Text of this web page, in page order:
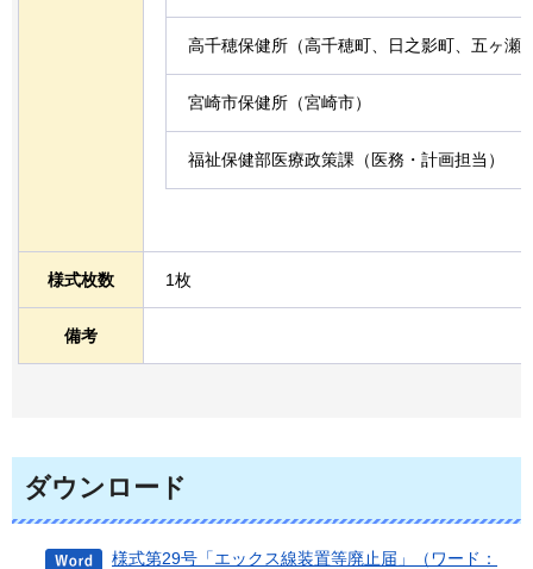
高千穂保健所（高千穂町、日之影町、五ヶ瀬
宮崎市保健所（宮崎市）
福祉保健部医療政策課（医務・計画担当）
様式枚数 1枚
備考
ダウンロード
様式第29号「エックス線装置等廃止届」（ワード：